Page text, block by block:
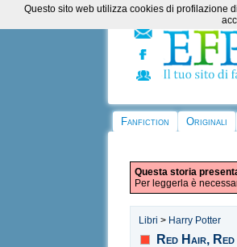
Fanfiction Originali
Questa storia
Per leggerla è
Libri > Harry Potter
Red Hair,
Questo sito web utilizza cookies di profilazione